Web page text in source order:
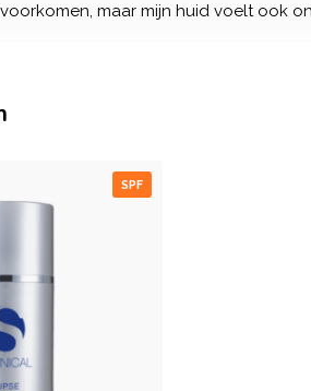
maar mijn huid voelt ook
SPF